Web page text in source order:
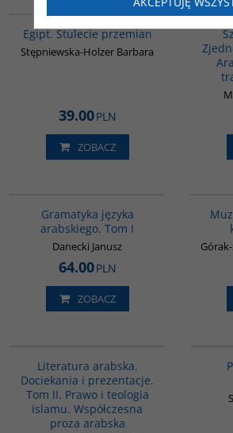
G055
Egipt. Stulecie przemian
Stępniewska-Holzer Barbara
39.00PLN
ZOBACZ
Gramatyka języka
arabskiego. Tom I
Danecki Janusz
64.00PLN
ZOBACZ
Literatura arabska.
Dociekania i prezentacje.
Tom II. Prawo i teologia
islamu. Współczesna
proza arabska